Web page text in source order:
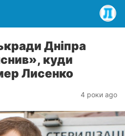
Дніпра
куди
Лисенко
4 роки ago